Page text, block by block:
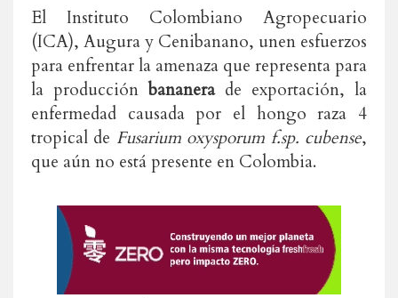
El Instituto Colombiano Agropecuario
(ICA), Augura y Cenibanano, unen esfuerzos
para enfrentar la amenaza que representa para
la producciónbananerade exportación, la
enfermedad causada por el hongo raza 4
tropical de Fusarium oxysporum f.sp. cubense,
que aún no está presente en Colombia.